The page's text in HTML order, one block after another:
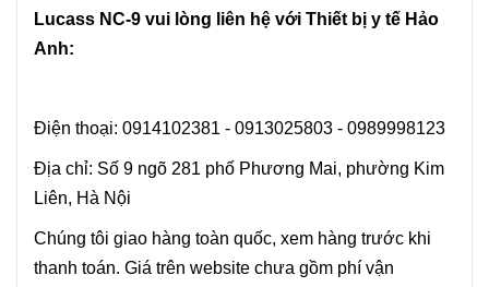
Lucass NC-9 vui lòng liên hệ với Thiết bị y tế Hảo
Anh:
Điện thoại: 0914102381 - 0913025803 - 0989998123
Địa chỉ: Số 9 ngõ 281 phố Phương Mai, phường Kim
Liên, Hà Nội
Chúng tôi giao hàng toàn quốc, xem hàng trước khi
thanh toán. Giá trên website chưa gồm phí vận